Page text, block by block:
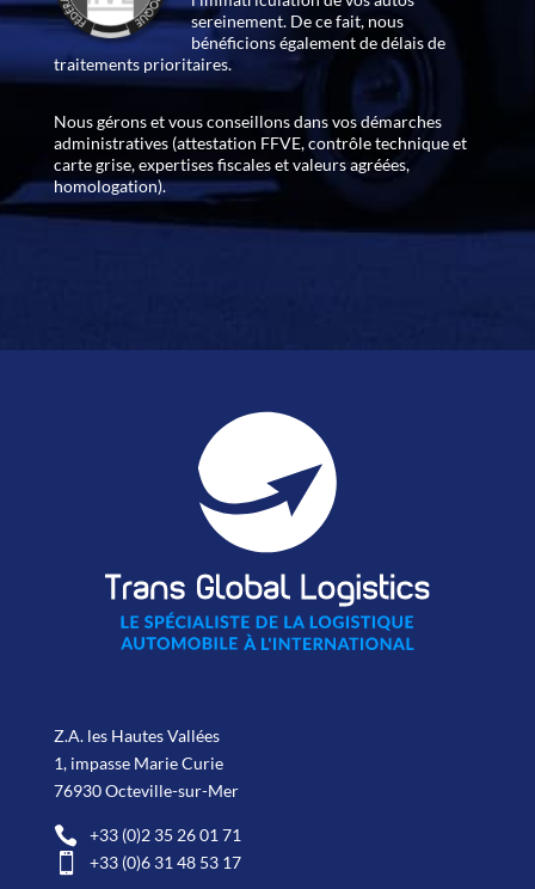
sereinement. De ce fait, nous
bénéficions également de délais de
traitements prioritaires.
Nous gérons et vous conseillons dans vos démarches
administratives (attestation FFVE, contrôle technique et
carte grise, expertises fiscales et valeurs agréées,
homologation).
Z.A. les Hautes Vallées
1, impasse Marie Curie
76930 Octeville-sur-Mer
 +33 (0)2 35 26 01 71
 +33 (0)6 31 48 53 17